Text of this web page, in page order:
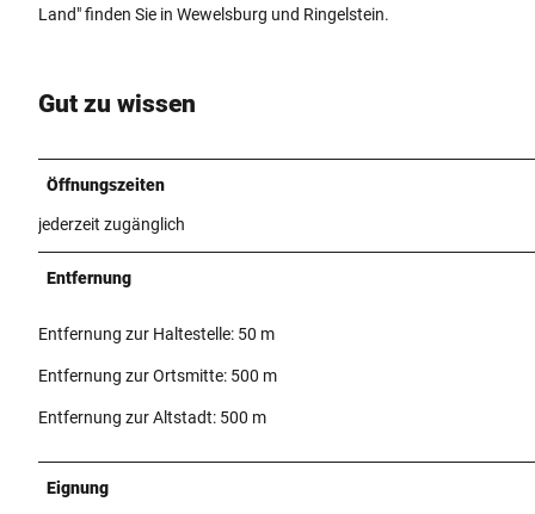
Land" finden Sie in Wewelsburg und Ringelstein.
Gut zu wissen
Öffnungszeiten
jederzeit zugänglich
Entfernung
Entfernung zur Haltestelle: 50 m
Entfernung zur Ortsmitte: 500 m
Entfernung zur Altstadt: 500 m
Eignung